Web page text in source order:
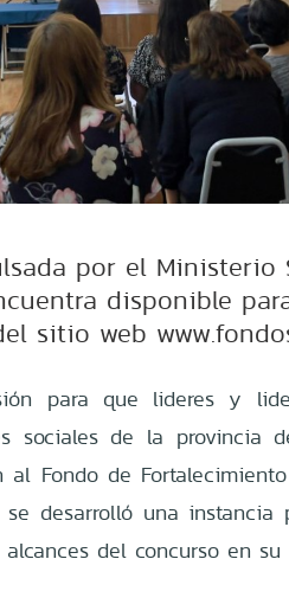
por el Ministerio
disponible
sitio web
para que lideres y
sociales de la provincia
al Fondo de
se desarrolló una instancia
del concurso en su